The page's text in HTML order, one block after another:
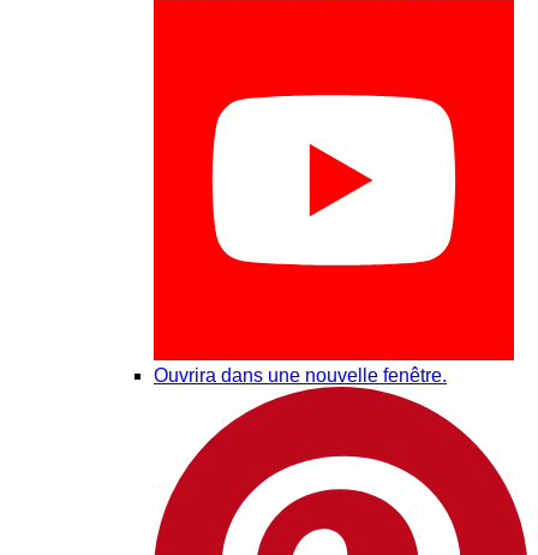
Ouvrira dans une nouvelle fenêtre.